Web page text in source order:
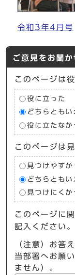
令和3年4月号
ご意見をお聞か
このページは
役に立った
どちらともい
役に立たなか
このページは
見つけやすか
どちらともい
見つけにくか
このページに
記入ください。
（注意）お答
当部署へお願
ません）。